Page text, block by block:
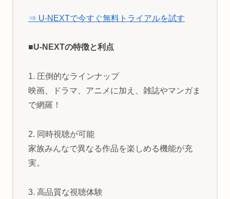
⇒ U-NEXTで今すぐ無料トライアルを試す
■U-NEXTの特徴と利点
1. 圧倒的なラインナップ
映画、ドラマ、アニメに加え、雑誌やマンガま
で網羅！
2. 同時視聴が可能
家族みんなで異なる作品を楽しめる機能が充
実。
3. 高品質な視聴体験